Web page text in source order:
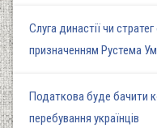
Слуга династії чи
призначенням Рустема
Податкова буде бачити
перебування українців